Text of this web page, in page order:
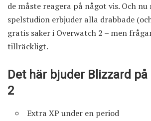
de måste reagera på något vis. Och
spelstudion erbjuder alla drabbade
gratis saker i Overwatch 2 – men
tillräckligt.
Det här bjuder Blizzard
2
Extra XP under en period